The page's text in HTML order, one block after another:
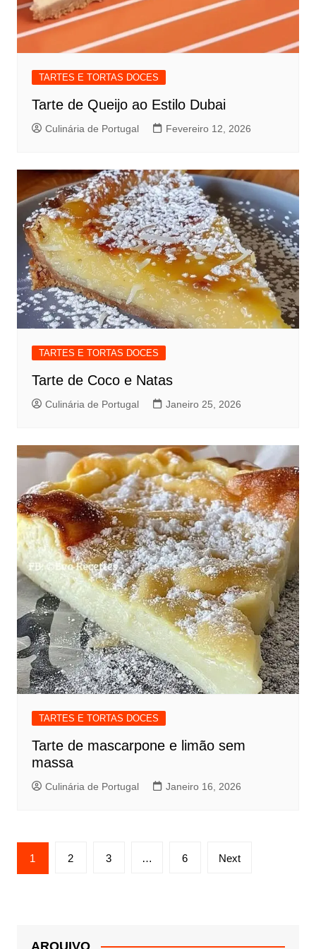
TARTES E TORTAS DOCES
Tarte de Queijo ao Estilo Dubai
Culinária de Portugal Fevereiro 12, 2026
TARTES E TORTAS DOCES
Tarte de Coco e Natas
Culinária de Portugal Janeiro 25, 2026
TARTES E TORTAS DOCES
Tarte de mascarpone e limão sem
massa
Culinária de Portugal Janeiro 16, 2026
Paginação
dos
1 2 3 … 6 Next
ARQUIVO